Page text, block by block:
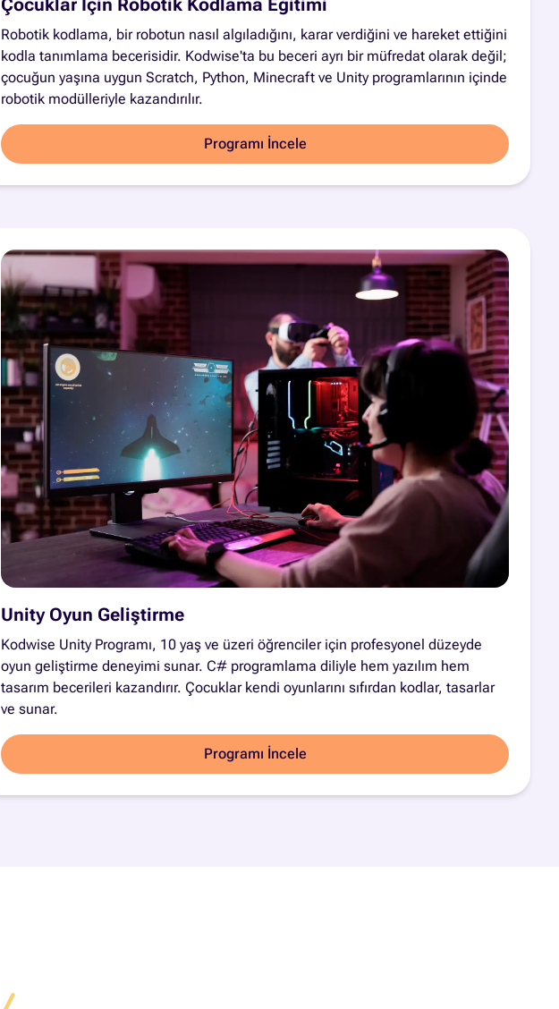
Robotik kodlama, bir robotun nasıl algıladığını, karar verdiğini ve hareket ettiğini
kodla tanımlama becerisidir. Kodwise'ta bu beceri ayrı bir müfredat olarak değil;
çocuğun yaşına uygun Scratch, Python, Minecraft ve Unity programlarının içinde
robotik modülleriyle kazandırılır.
Programı İncele
Unity Oyun Geliştirme
Kodwise Unity Programı, 10 yaş ve üzeri öğrenciler için profesyonel düzeyde
oyun geliştirme deneyimi sunar. C# programlama diliyle hem yazılım hem
tasarım becerileri kazandırır. Çocuklar kendi oyunlarını sıfırdan kodlar, tasarlar
ve sunar.
Programı İncele